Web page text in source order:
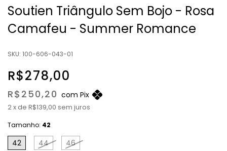
Soutien Triângulo Sem Bojo - Rosa
Camafeu - Summer Romance
SKU: 100-606-043-01
R$278,00
R$250,20 com Pix
2xde R$139,00 sem juros
Tamanho: 42
42
44 46